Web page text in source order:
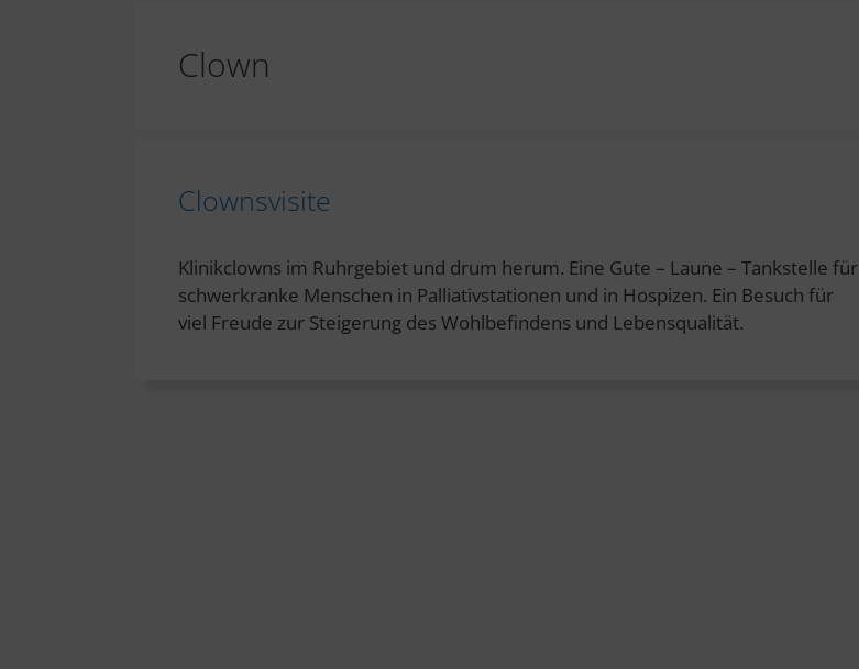
Clown
Clownsvisite
Klinikclowns im Ruhrgebiet und drum herum. Eine Gute – Laune – Tankstelle für
schwerkranke Menschen in Palliativstationen und in Hospizen. Ein Besuch für
viel Freude zur Steigerung des Wohlbefindens und Lebensqualität.